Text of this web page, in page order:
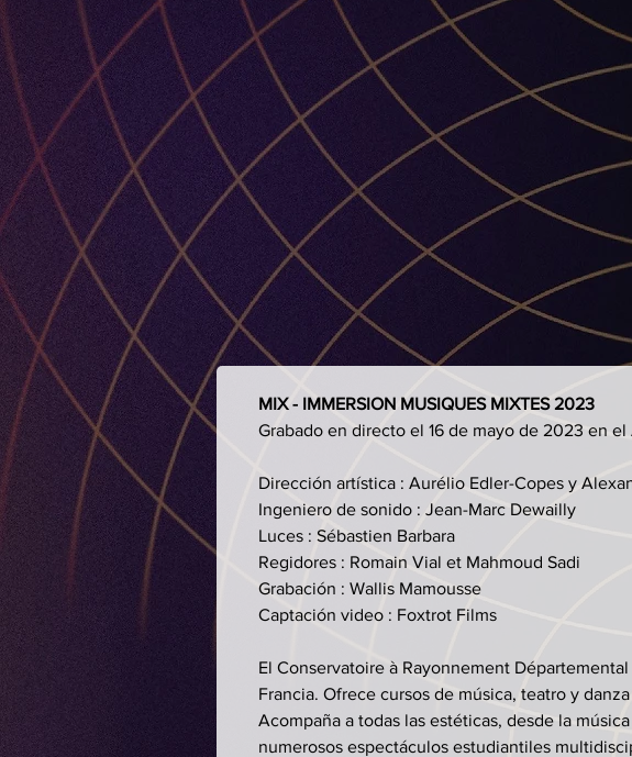
MIX - IMMERSION MUSIQUES MIXTES 2023
Grabado en directo el 16 de mayo de 2023 en
Dirección artística : Aurélio Edler-Copes y
Ingeniero de sonido : Jean-Marc Dewailly
Luces : Sébastien Barbara
Regidores : Romain Vial et Mahmoud Sadi
Grabación : Wallis Mamousse
Captación video : Foxtrot Films
El Conservatoire à Rayonnement
Francia. Ofrece cursos de música, teatro y
Acompaña a todas las estéticas, desde la
numerosos espectáculos estudiantiles